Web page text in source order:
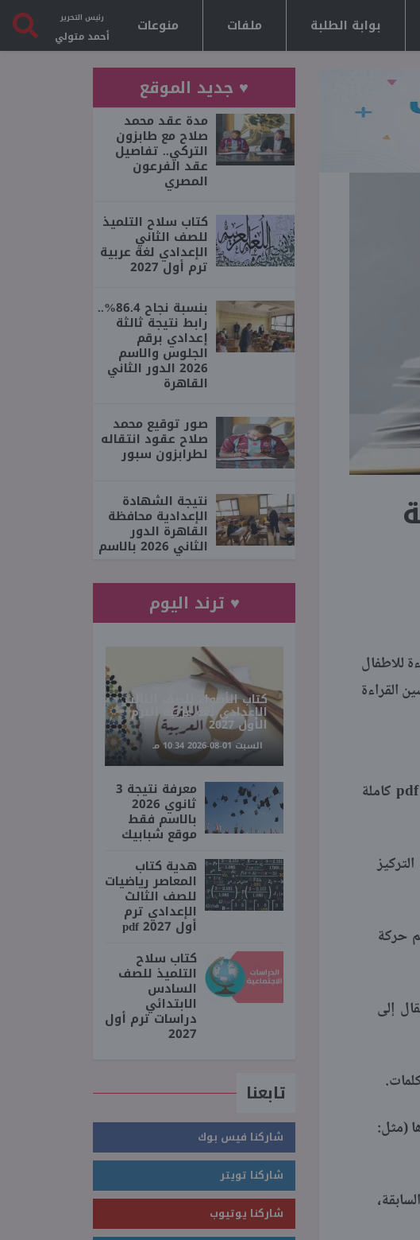
بوابة الطلبة ملفات منوعات رئيس التحرير
أحمد متولي
للاطفال
القراءة
pdfكاملة
حركة
إلى
(مثل:
♥ جديد الموقع
مدة عقد محمد
صلاح مع طابزون
التركي.. تفاصيل
عقد الفرعون
المصري
كتاب سلاح التلميذ
للصف الثاني
الإعدادي لغة عربية
ترم أول 2027
بنسبة نجاح 86.4%..
رابط نتيجة ثالثة
إعدادي برقم
الجلوس والاسم
2026 الدور الثاني
القاهرة
صور توقيع محمد
صلاح عقود انتقاله
لطرابزون سبور
نتيجة الشهادة
الإعدادية محافظة
القاهرة الدور
الثاني 2026 بالاسم
♥ ترند اليوم
كتاب الأضواء للصف الثالث
الإعدادي لغة عربية الترم
الأول 2027
السبت 01-08-2026 10:34 مـ
معرفة نتيجة 3
ثانوي 2026
بالاسم فقط
موقع شبابيك
هدية كتاب
المعاصر رياضيات
للصف الثالث
الإعدادي ترم
أول 2027 pdf
كتاب سلاح
التلميذ للصف
السادس
الابتدائي
دراسات ترم أول
2027
تابعنا
شاركنا فيس بوك
شاركنا تويتر
شاركنا يوتيوب